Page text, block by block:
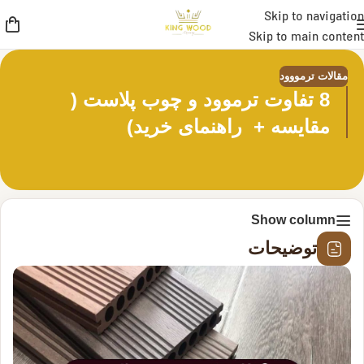
Skip to navigation
Skip to main content
مقالات ترمووود
8 تفاوت ترموود و چوب پلاست (
مقایسه + راهنمای خرید)
Show column
توضیحات